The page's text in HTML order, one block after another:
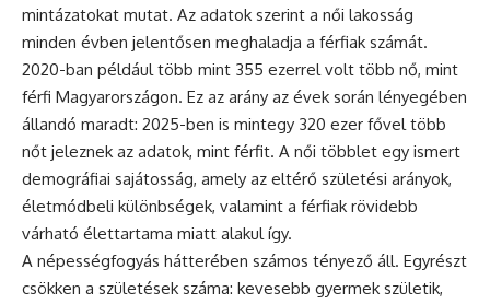
mintázatokat mutat. Az adatok szerint a női lakosság
minden évben jelentősen meghaladja a férfiak számát.
2020-ban például több mint 355 ezerrel volt több nő, mint
férfi Magyarországon. Ez az arány az évek során lényegében
állandó maradt: 2025-ben is mintegy 320 ezer fővel több
nőt jeleznek az adatok, mint férfit. A női többlet egy ismert
demográfiai sajátosság, amely az eltérő születési arányok,
életmódbeli különbségek, valamint a férfiak rövidebb
várható élettartama miatt alakul így.
A népességfogyás hátterében számos tényező áll. Egyrészt
csökken a születések száma: kevesebb gyermek születik,